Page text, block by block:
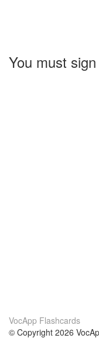
You must
VocApp Flashcards
© Copyright 2026